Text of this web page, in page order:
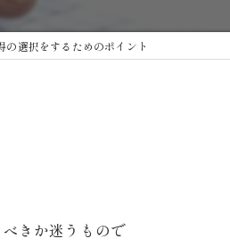
選択をするためのポイント
きか迷うもので